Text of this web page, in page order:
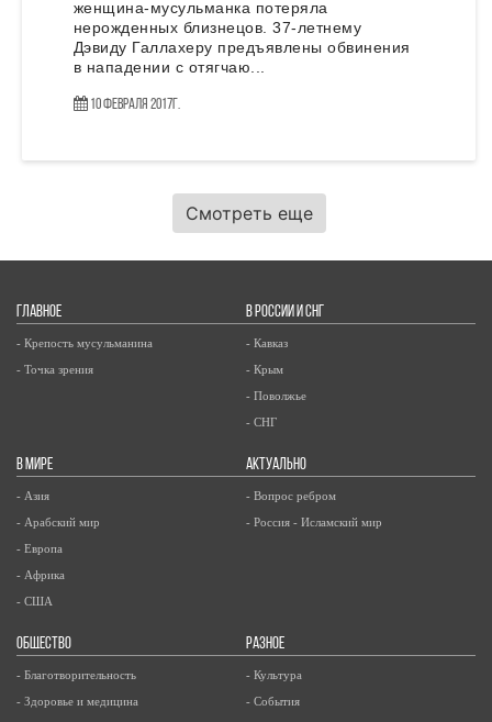
женщина-мусульманка потеряла
нерожденных близнецов. 37-летнему
Дэвиду Галлахеру предъявлены обвинения
в нападении с отягчаю...
10 Февраля 2017г.
Смотреть еще
ГЛАВНОЕ
- Крепость мусульманина
- Точка зрения
В РОССИИ И СНГ
- Кавказ
- Крым
- Поволжье
- СНГ
В МИРЕ
- Азия
- Арабский мир
- Европа
- Африка
- США
АКТУАЛЬНО
- Вопрос ребром
- Россия - Исламский мир
ОБЩЕСТВО
- Благотворительность
- Здоровье и медицина
РАЗНОЕ
- Культура
- События